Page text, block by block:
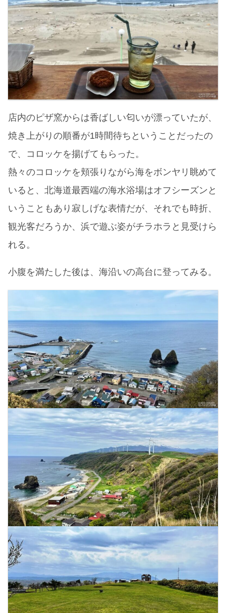
店内のピザ窯からは香ばしい匂いが漂っていたが、
焼き上がりの順番が1時間待ちということだったの
で、コロッケを揚げてもらった。
熱々のコロッケを頬張りながら海をボンヤリ眺めて
いると、北海道最西端の海水浴場はオフシーズンと
いうこともあり寂しげな表情だが、それでも時折、
観光客だろうか、浜で遊ぶ姿がチラホラと見受けら
れる。
小腹を満たした後は、海沿いの高台に登ってみる。